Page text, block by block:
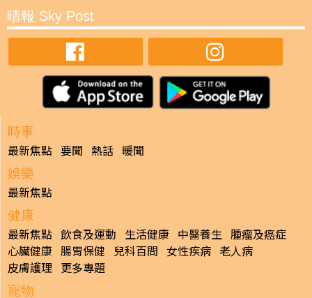
晴報 Sky Post
時事
最新焦點 要聞 熱話 暖聞
娛樂
最新焦點
健康
最新焦點 飲食及運動 生活健康 中醫養生 腫瘤及癌症
心臟健康 腸胃保健 兒科百問 女性疾病 老人病
皮膚護理 更多專題
寵物